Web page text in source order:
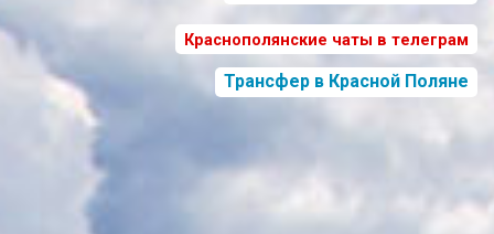
Краснополянские чаты в телеграм
Трансфер в Красной Поляне